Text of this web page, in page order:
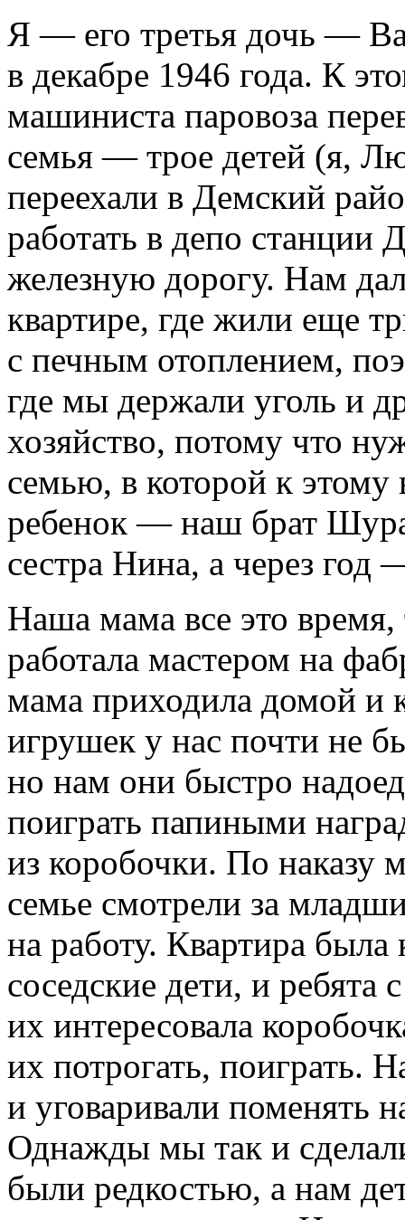
Я — его третья дочь —
в декабре 1946 года. К
машиниста паровоза
семья — трое детей (я,
переехали в Демский
работать в депо
железную дорогу. Нам
квартире, где жили еще
с печным отоплением,
где мы держали уголь и
хозяйство, потому что
семью, в которой к этому
ребенок — наш брат
сестра Нина, а через год
Наша мама все это время,
работала мастером на
мама приходила домой и
игрушек у нас почти не
но нам они быстро
поиграть папиными
из коробочки. По наказу
семье смотрели за
на работу. Квартира
соседские дети, и ребята
их интересовала
их потрогать, поиграть.
и уговаривали поменять
Однажды мы так и
были редкостью, а нам